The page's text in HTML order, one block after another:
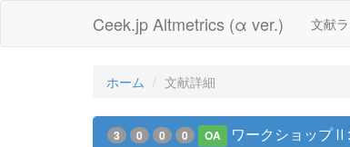
Ceek.jp Altmetrics (α ver.) 文献
ホーム 文献詳細
3 0 0 0 OA ワークショップ